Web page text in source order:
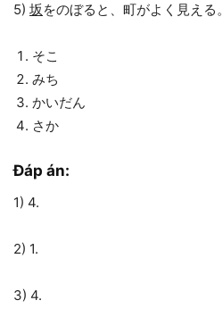
5) 坂をのぼると、町がよく見える。
そこ
みち
かいだん
さか
Đáp án:
1) 4.
2) 1.
3) 4.